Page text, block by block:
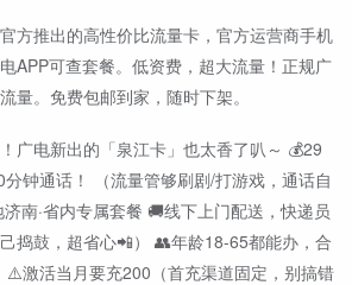
方推出的高性价比流量卡，官方运营商手机
APP可查套餐。低资费，超大流量！正规广
量。免费包邮到家，随时下架。
广电新出的「泉江卡」也太香了叭～ 💰29
钟通话！ （流量管够刷剧/打游戏，通话自
南·省内专属套餐 🚚线下上门配送，快递员
捣鼓，超省心📲） 👥年龄18-65都能办，合
⚠️激活当月要充200（首充渠道固定，别搞错